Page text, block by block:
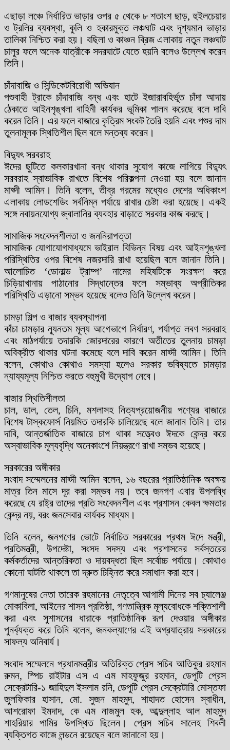
এছাড়া লঞ্চে নির্ধারিত ভাড়ার ওপর ৫ থেকে ৮ শতাংশ ছাড়, হুইলচেয়ার
ও ট্রলির ব্যবস্থা, কুলি ও হকারমুক্ত লঞ্চঘাট এবং দৃশ্যমান ভাড়ার
তালিকা নিশ্চিত করা হয়। বছিলা ও কাঞ্চন ব্রিজ এলাকায় নতুন লঞ্চঘাট
চালুর ফলে অনেক যাত্রীকে সদরঘাটে যেতে হয়নি বলেও উল্লেখ করেন
তিনি।
চাঁদাবাজি ও সিন্ডিকেটবিরোধী অভিযান
পশুবাহী ট্রাকে চাঁদাবাজি বন্ধ এবং হাটে ইজারাবহির্ভূত চাঁদা আদায়
ঠেকাতে আইনশৃঙ্খলা বাহিনী কার্যকর ভূমিকা পালন করেছে বলে দাবি
করেন তিনি। এর ফলে বাজারে কৃত্রিম সংকট তৈরি হয়নি এবং পশুর দাম
তুলনামূলক স্থিতিশীল ছিল বলে মন্তব্য করেন।
বিদ্যুৎ সরবরাহ
ঈদের ছুটিতে কলকারখানা বন্ধ থাকার সুযোগ কাজে লাগিয়ে বিদ্যুৎ
সরবরাহ স্বাভাবিক রাখতে বিশেষ পরিকল্পনা নেওয়া হয় বলে জানান
মাহ্দী আমিন। তিনি বলেন, তীব্র গরমের মধ্যেও দেশের অধিকাংশ
এলাকায় লোডশেডিং সর্বনিম্ন পর্যায়ে রাখার চেষ্টা করা হয়েছে। একই
সঙ্গে নবায়নযোগ্য জ্বালানির ব্যবহার বাড়াতে সরকার কাজ করছে।
সামাজিক সংবেদনশীলতা ও জননিরাপত্তা
সামাজিক যোগাযোগমাধ্যমে ভাইরাল বিভিন্ন বিষয় এবং আইনশৃঙ্খলা
পরিস্থিতির ওপর বিশেষ নজরদারি রাখা হয়েছিল বলে জানান তিনি।
আলোচিত ‘ডোনাল্ড ট্রাম্প’ নামের মহিষটিকে সংরক্ষণ করে
চিড়িয়াখানায় পাঠানোর সিদ্ধান্তের ফলে সম্ভাব্য অপ্রীতিকর
পরিস্থিতি এড়ানো সম্ভব হয়েছে বলেও তিনি উল্লেখ করেন।
চামড়া শিল্প ও বাজার ব্যবস্থাপনা
কাঁচা চামড়ার ন্যূনতম মূল্য আগেভাগে নির্ধারণ, পর্যাপ্ত লবণ সরবরাহ
এবং মাঠপর্যায়ে তদারকি জোরদারের কারণে অতীতের তুলনায় চামড়া
অবিক্রীত থাকার ঘটনা কমেছে বলে দাবি করেন মাহ্দী আমিন। তিনি
বলেন, কোথাও কোথাও সমস্যা হলেও সরকার ভবিষ্যতে চামড়ার
ন্যায্যমূল্য নিশ্চিত করতে বহুমুখী উদ্যোগ নেবে।
বাজার স্থিতিশীলতা
চাল, ডাল, তেল, চিনি, মশলাসহ নিত্যপ্রয়োজনীয় পণ্যের বাজারে
বিশেষ টাস্কফোর্স নিয়মিত তদারকি চালিয়েছে বলে জানান তিনি। তার
দাবি, আন্তর্জাতিক বাজারে চাপ থাকা সত্ত্বেও ঈদকে কেন্দ্র করে
অস্বাভাবিক মূল্যবৃদ্ধি অনেকাংশে নিয়ন্ত্রণে রাখা সম্ভব হয়েছে।
সরকারের অঙ্গীকার
সংবাদ সম্মেলনের মাহ্দী আমিন বলেন, ১৬ বছরের প্রাতিষ্ঠানিক অবক্ষয়
মাত্র তিন মাসে দূর করা সম্ভব নয়। তবে জনগণ এবার উপলব্ধি
করেছে যে রাষ্ট্র তাদের প্রতি সংবেদনশীল এবং প্রশাসন কেবল ক্ষমতার
কেন্দ্র নয়, বরং জনসেবার কার্যকর মাধ্যম।
তিনি বলেন, জনগণের ভোটে নির্বাচিত সরকারের প্রথম ঈদে মন্ত্রী,
প্রতিমন্ত্রী, উপদেষ্টা, সংসদ সদস্য এবং প্রশাসনের সর্বস্তরের
কর্মকর্তাদের আন্তরিকতা ও দায়বদ্ধতা ছিল সর্বোচ্চ পর্যায়ে। কোথাও
কোনো ঘাটতি থাকলে তা দ্রুত চিহ্নিত করে সমাধান করা হবে।
গণমানুষের নেতা তারেক রহমানের নেতৃত্বে আগামী দিনের সব চ্যালেঞ্জ
মোকাবিলা, আইনের শাসন প্রতিষ্ঠা, গণতান্ত্রিক মূল্যবোধকে শক্তিশালী
করা এবং সুশাসনের ধারাকে প্রাতিষ্ঠানিক রূপ দেওয়ার অঙ্গীকার
পুনর্ব্যক্ত করে তিনি বলেন, জনকল্যাণের এই অগ্রযাত্রায় সরকারের
সাফল্য অনিবার্য।
সংবাদ সম্মেলনে প্রধানমন্ত্রীর অতিরিক্ত প্রেস সচিব আতিকুর রহমান
রুমন, স্পিচ রাইটার এস এ এম মাহফুজুর রহমান, ডেপুটি প্রেস
সেক্রেটারি-১ জাহিদুল ইসলাম রনি, ডেপুটি প্রেস সেক্রেটারি মোস্তফা
জুলফিকার হাসান, মো. সুজন মাহমুদ, শাহাদত হোসেন স্বাধীন,
আশরোফা ইমদাদ, কে এম নাজমুল হক, আব্দুল্লাহ আল মাহমুদ
শাহরিয়ার পামির উপস্থিত ছিলেন। প্রেস সচিব সালেহ শিবলী
ব্যক্তিগত কাজে লন্ডনে রয়েছেন বলে জানানো হয়।